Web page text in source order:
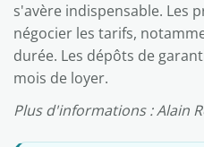
s'avère indispensable. Les
négocier les tarifs,
durée. Les dépôts de
mois de loyer.
Plus d'informations : Alain